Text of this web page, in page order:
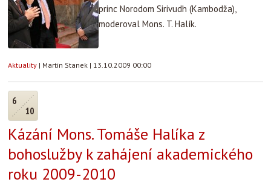
princ Norodom Sirivudh (Kambodža),
moderoval Mons. T. Halík.
Aktuality | Martin Stanek | 13.10.2009 00:00
6
10
Kázání Mons. Tomáše Halíka z
bohoslužby k zahájení akademického
roku 2009-2010